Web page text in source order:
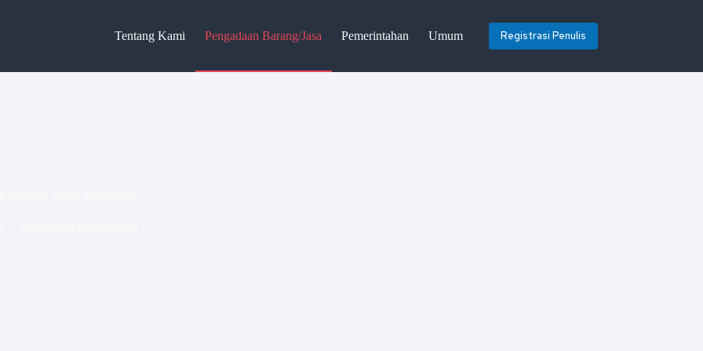
Tentang Kami Pengadaan Barang/Jasa Pemerintahan Umum Registrasi Penulis